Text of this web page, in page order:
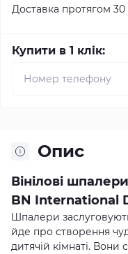
Доставка протягом
Купити в 1 клік:
Опис
Вінілові
BN International
Шпалери
йде про створення
дитячій кімнаті.